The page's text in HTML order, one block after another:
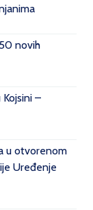
novih
–
u otvorenom
Uređenje